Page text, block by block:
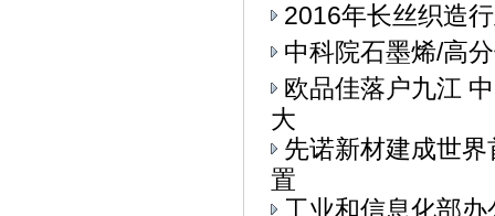
2016年长丝织造
中科院石墨烯/高
欧品佳落户九江
大
先诺新材建成世
置
工业和信息化部办